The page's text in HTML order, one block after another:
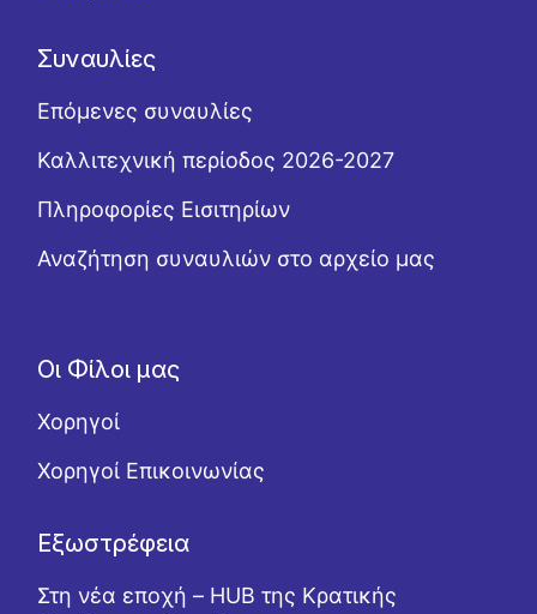
Συναυλίες
Επόμενες συναυλίες
Καλλιτεχνική περίοδος 2026-2027
Πληροφορίες Εισιτηρίων
Αναζήτηση συναυλιών στο αρχείο μας
Οι Φίλοι μας
Χορηγοί
Χορηγοί Επικοινωνίας
Εξωστρέφεια
Στη νέα εποχή – HUB της Κρατικής